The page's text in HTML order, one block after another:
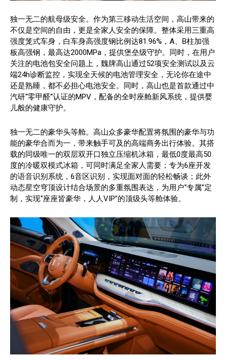
独一无二的航母级安全。作为第三移动生活空间，高山带来的
不仅是空间的自由，更是全家人安全的保障。整体采用三重高
强度笼式车身，白车身高强度钢比例达81.96%，A、B柱加强
板高强钢，最高达2000MPa，提供堡垒级守护。同时，在用户
关注的电池包安全问题上，魏牌高山通过52项安全测试以及云
端24h诊断监控，实现全天候的电池管理安全，无论你在途中
还是熟睡，都不必担心电池安全。同时，高山也是首款通过中
汽研“零甲醛”认证的MPV，配备的全时座舱新风系统，提供婴
儿般的健康守护。
独一无二的豪华头等舱。高山众多豪华配置将氛围的豪华与功
能的豪华合而为一，带来触手可及的高端商务出行体验。其搭
载的同级唯一的双层双开口独立压缩机冰箱，最低0度最高50
度的冷暖双模式冰箱，可同时满足全家人需要；专为6座开发
的语音识别系统，6音区识别，实现面对面的轻松畅谈；此外
动态星空穹顶设计结合场景的多重氛围表达，为用户“专属”定
制，实现“座座皆豪华，人人VIP”的顶级头等舱体验。